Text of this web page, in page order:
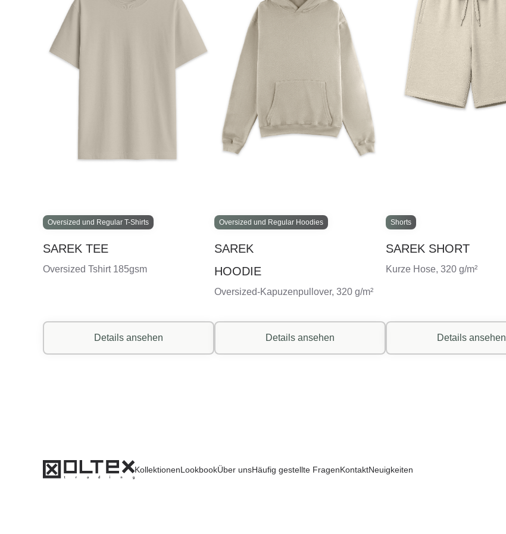
Oversized und Regular T-Shirts
SAREK TEE
Oversized Tshirt 185gsm
Details ansehen
Oversized und Regular Hoodies
SAREK
HOODIE
Oversized-Kapuzenpullover, 320 g/m²
Details ansehen
Shorts
SAREK SHORT
Kurze Hose, 320 g/m²
Details ansehen
KollektionenLookbookÜber unsHäufig gestellte FragenKontaktNeuigkeiten